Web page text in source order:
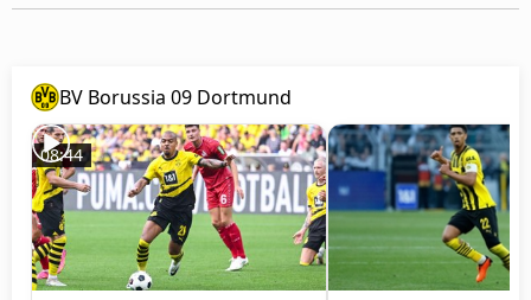
Protection des données
BV Borussia 09 Dortmund
08:44